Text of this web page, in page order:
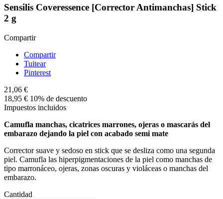
Sensilis Coveressence [Corrector Antimanchas] Stick
2 g
Compartir
Compartir
Tuitear
Pinterest
21,06 €
18,95 € 10% de descuento
Impuestos incluidos
Camufla manchas, cicatrices marrones, ojeras o mascarás del
embarazo dejando la piel con acabado semi mate
Corrector suave y sedoso en stick que se desliza como una segunda
piel. Camufla las hiperpigmentaciones de la piel como manchas de
tipo marronáceo, ojeras, zonas oscuras y violáceas o manchas del
embarazo.
Cantidad